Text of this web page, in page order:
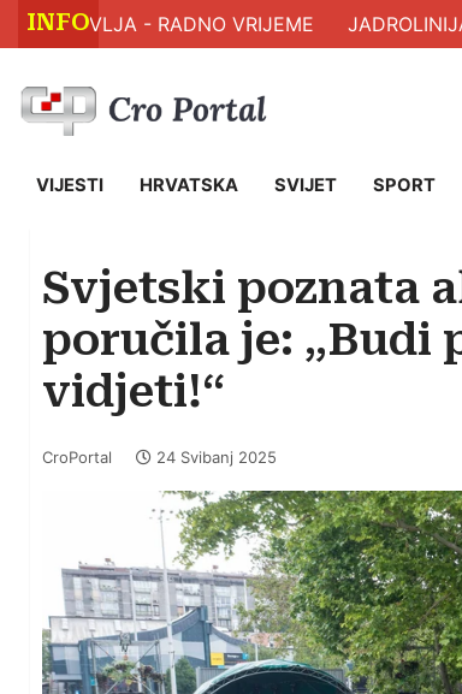
INFO
ZDRAVLJA - RADNO VRIJEME JADROLINIJA
VIJESTI HRVATSKA SVIJET SPORT
Svjetski poznata
poručila je: „Budi
vidjeti!“
CroPortal 24 Svibanj 2025